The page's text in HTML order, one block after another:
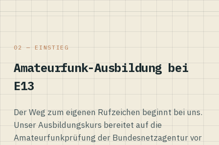
02 — EINSTIEG
Amateurfunk-Ausbildung bei
E13
Der Weg zum eigenen Rufzeichen beginnt bei uns.
Unser Ausbildungskurs bereitet auf die
Amateurfunkprüfung der Bundesnetzagentur vor